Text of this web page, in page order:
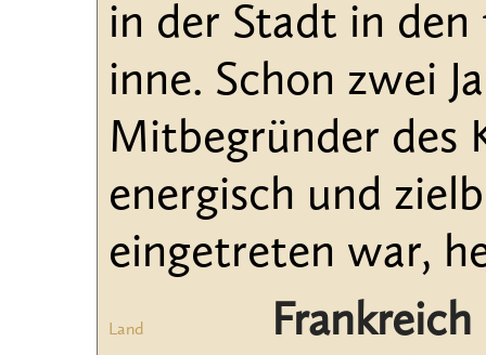
in der Stadt in den
inne. Schon zwei
Mitbegründer des
energisch und
eingetreten war,
Land Frankreich